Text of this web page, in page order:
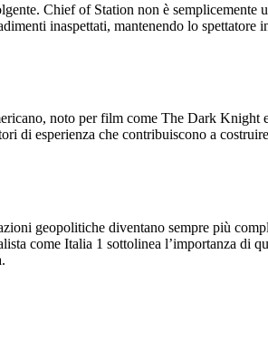
Chief of Station non è semplicemente
inaspettati, mantenendo lo spettatore
noto per film come The Dark Knight
di esperienza che contribuiscono a
geopolitiche diventano sempre più
come Italia 1 sottolinea l’importanza di